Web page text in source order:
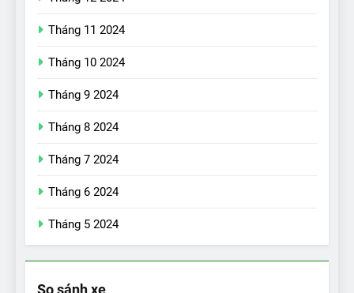
Tháng 11 2024
Tháng 10 2024
Tháng 9 2024
Tháng 8 2024
Tháng 7 2024
Tháng 6 2024
Tháng 5 2024
So sánh xe
chỉ có trên VinFast VF8